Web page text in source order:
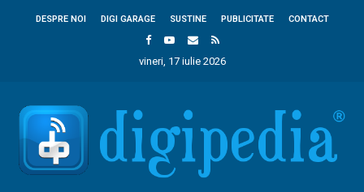
DESPRE NOI DIGI GARAGE SUSTINE PUBLICITATE CONTACT
vineri, 17 iulie 2026